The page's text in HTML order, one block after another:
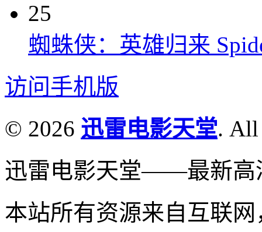
25
蜘蛛侠：英雄归来
访问手机版
© 2026 迅雷电影天堂. All
迅雷电影天堂——最新高
本站所有资源来自互联